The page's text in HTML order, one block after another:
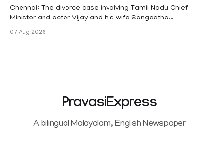
maternity
Chennai: The divorce case involving Tamil Nadu Chief
Minister and actor Vijay and his wife Sangeetha
Sowrnalingam has taken a new turn after Sangeetha
07 Aug 2026
PravasiExpress
A bilingual Malayalam, English Newspaper